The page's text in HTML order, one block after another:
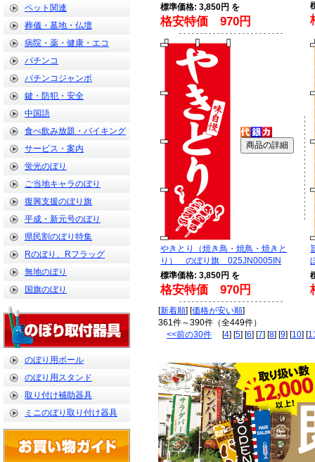
ペット関連
葬儀・墓地・仏壇
病院・薬・健康・エコ
パチンコ
パチンコジャンボ
鍵・防犯・安全
中国語
食べ飲み放題・バイキング
サービス・案内
蛍光のぼり
ご当地キャラのぼり
復興支援のぼり旗
平成・新元号のぼり
県民割のぼり特集
Rのぼり、Rフラッグ
無地のぼり
国旗のぼり
のぼり用ポール
のぼり用スタンド
取り付け補助器具
ミニのぼり取り付け器具
標準価格: 3,850円 を
格安特価 970円
やきとり（焼き鳥・焼鳥・焼きと
り） のぼり旗 025JN0005IN
標準価格: 3,850円 を
格安特価 970円
[新着順] [価格が安い順]
361件～390件（全449件）
<<前の30件 [4] [5] [6] [7] [8] [9] [10] [